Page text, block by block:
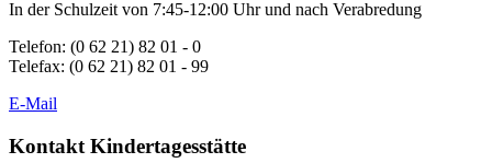
In der Schulzeit von 7:45-12:00 Uhr und nach Verabredung
Telefon: (0 62 21) 82 01 - 0
Telefax: (0 62 21) 82 01 - 99
E-Mail
Kontakt Kindertagesstätte